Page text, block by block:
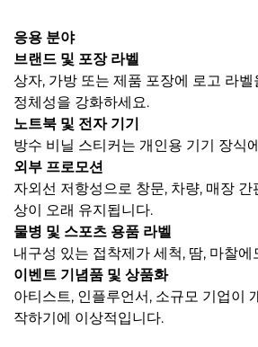
응용 분야
브랜드 및 포장 라벨
상자, 가방 또는 제품 포장에 로고 라
정체성을 강화하세요.
노트북 및 전자 기기
방수 비닐 스티커는 개인용 기기 장식
외부 프로모션
자외선 저항성으로 창문, 차량, 매장
상이 오래 유지됩니다.
물병 및 스포츠 용품 라벨
내구성 있는 접착제가 세척, 땀, 마찰에
이벤트 기념품 및 상품화
아티스트, 인플루언서, 소규모 기업이
작하기에 이상적입니다.